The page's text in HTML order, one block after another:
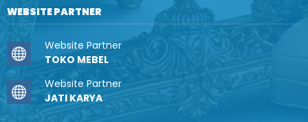
WEBSITE PARTNER
Website Partner
TOKO MEBEL
Website Partner
JATI KARYA